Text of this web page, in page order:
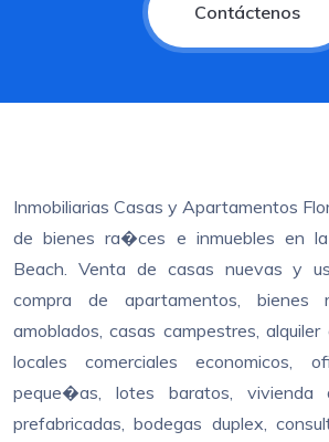
Contáctenos
Inmobiliarias Casas y Apartamentos
de bienes ra�ces e inmuebles en
Beach. Venta de casas nuevas y
compra de apartamentos,
amoblados, casas campestres,
locales comerciales economicos,
peque�as, lotes baratos,
prefabricadas, bodegas duplex,